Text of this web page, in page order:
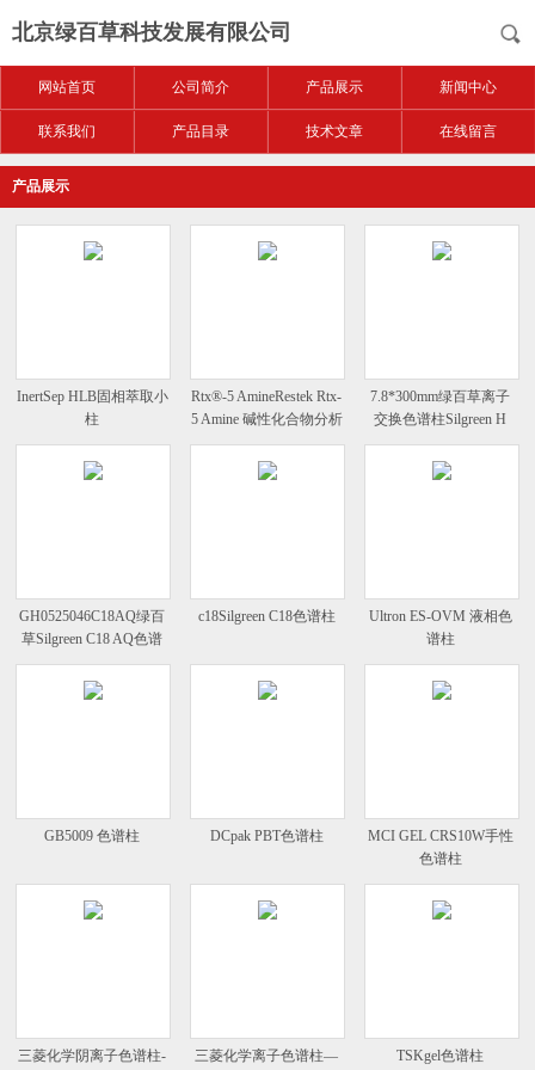
北京绿百草科技发展有限公司
网站首页 公司简介 产品展示 新闻中心
联系我们 产品目录 技术文章 在线留言
产品展示
InertSep HLB固相萃取小
柱
Rtx®-5 AmineRestek Rtx-
5 Amine 碱性化合物分析
柱
7.8*300mm绿百草离子
交换色谱柱Silgreen H
GH0525046C18AQ绿百
草Silgreen C18 AQ色谱
柱
c18Silgreen C18色谱柱
Ultron ES-OVM 液相色
谱柱
GB5009 色谱柱 DCpak PBT色谱柱
MCI GEL CRS10W手性
色谱柱
三菱化学阴离子色谱柱-
三菱化学离子色谱柱—
TSKgel色谱柱